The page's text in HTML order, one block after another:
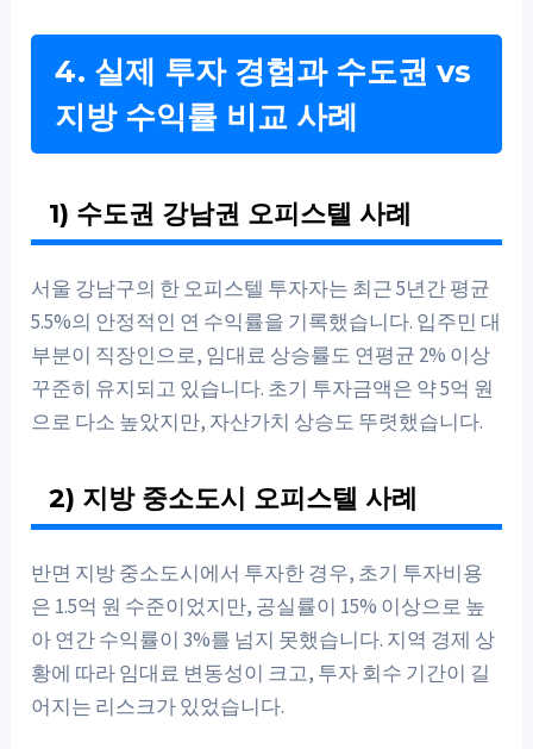
4. 실제 투자 경험과 수도권 vs
지방 수익률 비교 사례
1) 수도권 강남권 오피스텔 사례
서울 강남구의 한 오피스텔 투자자는 최근 5년간 평균
5.5%의 안정적인 연 수익률을 기록했습니다. 입주민 대
부분이 직장인으로, 임대료 상승률도 연평균 2% 이상
꾸준히 유지되고 있습니다. 초기 투자금액은 약 5억 원
으로 다소 높았지만, 자산가치 상승도 뚜렷했습니다.
2) 지방 중소도시 오피스텔 사례
반면 지방 중소도시에서 투자한 경우, 초기 투자비용
은 1.5억 원 수준이었지만, 공실률이 15% 이상으로 높
아 연간 수익률이 3%를 넘지 못했습니다. 지역 경제 상
황에 따라 임대료 변동성이 크고, 투자 회수 기간이 길
어지는 리스크가 있었습니다.